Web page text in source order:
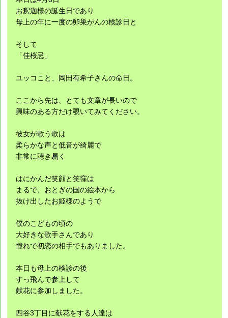
お釈迦様の誕生日であり
母上の年に一度の卵巣がんの検診日と
そして
「佳桜忌」
ユッコこと、岡田有希子さんの命日。
ここから先は、とても文章が長いので
興味のある方だけ覗いてみてください。
彼女が歌う歌は
柔らかな声と低音が綺麗で
非常に聴き易く
はにかんだ笑顔と笑窪は
まるで、おとぎの国の絵本から
抜け出したお姫様のようで
僕のこどもの頃の
大好きな歌手さんであり
憧れで初恋の相手でもありました。
本日も母上の検診の後
すっ飛んで参上して
献花に参加しました。
四谷3丁目に献花をする人達は